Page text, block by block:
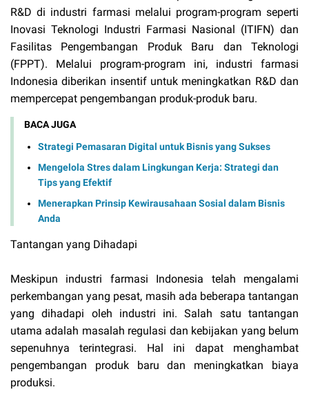
R&D di industri farmasi melalui program-program seperti
Inovasi Teknologi Industri Farmasi Nasional (ITIFN) dan
Fasilitas Pengembangan Produk Baru dan Teknologi
(FPPT). Melalui program-program ini, industri farmasi
Indonesia diberikan insentif untuk meningkatkan R&D dan
mempercepat pengembangan produk-produk baru.
BACA JUGA
Strategi Pemasaran Digital untuk Bisnis yang Sukses
Mengelola Stres dalam Lingkungan Kerja: Strategi dan
Tips yang Efektif
Menerapkan Prinsip Kewirausahaan Sosial dalam Bisnis
Anda
Tantangan yang Dihadapi
Meskipun industri farmasi Indonesia telah mengalami
perkembangan yang pesat, masih ada beberapa tantangan
yang dihadapi oleh industri ini. Salah satu tantangan
utama adalah masalah regulasi dan kebijakan yang belum
sepenuhnya terintegrasi. Hal ini dapat menghambat
pengembangan produk baru dan meningkatkan biaya
produksi.